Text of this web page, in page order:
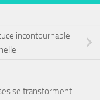
incontournable
se transforment